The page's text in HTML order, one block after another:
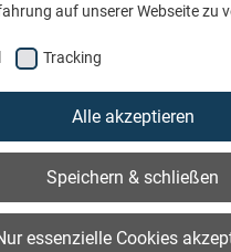
auf unserer Webseite zu
Tracking
Alle akzeptieren
Speichern & schließen
essenzielle Cookies